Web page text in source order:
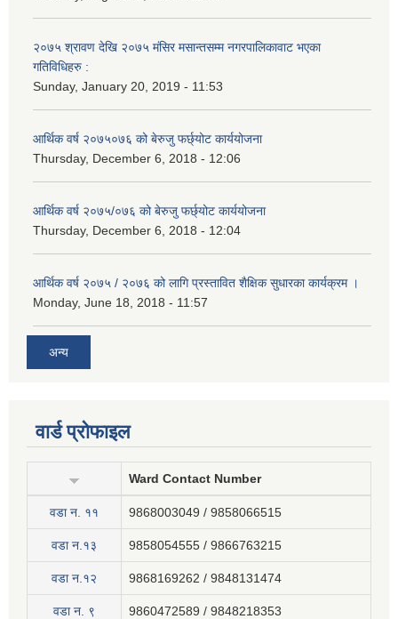
२०७५ श्रावण देखि २०७५ मंसिर मसान्तसम्म नगरपालिकावाट भएका
गतिविधिहरु :
Sunday, January 20, 2019 - 11:53
आर्थिक वर्ष २०७५०७६ को बेरुजु फर्छ्योट कार्ययोजना
Thursday, December 6, 2018 - 12:06
आर्थिक वर्ष २०७५/०७६ को बेरुजु फर्छ्योट कार्ययोजना
Thursday, December 6, 2018 - 12:04
आर्थिक वर्ष २०७५ / २०७६ को लागि प्रस्तावित शैक्षिक सुधारका कार्यक्रम ।
Monday, June 18, 2018 - 11:57
अन्य
वार्ड प्रोफाइल
Ward Contact Number
वडा न‍. ११ 9868003049 / 9858066515
वडा न.१३ 9858054555 / 9866763215
वडा न.१२ 9868169262 / 9848131474
वडा न. ९ 9860472589 / 9848218353